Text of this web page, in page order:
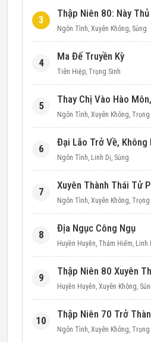
3
Ngôn Tình, Xuyên Không, Sủng
4
Ma Đế Truyền Kỳ
Tiên Hiệp, Trọng Sinh
5
Ngôn Tình, Xuyên Không, Trọng
6
Ngôn Tình, Linh Dị, Sủng
7
Xuyên Thành Thái Tử
Ngôn Tình, Xuyên Không, Trọng
8
Địa Ngục Công Ngụ
Huyền Huyễn, Thám Hiểm, Linh
9
Thập Niên 80 Xuyên
Huyền Huyễn, Xuyên Không,
10
Ngôn Tình, Xuyên Không, Trọng